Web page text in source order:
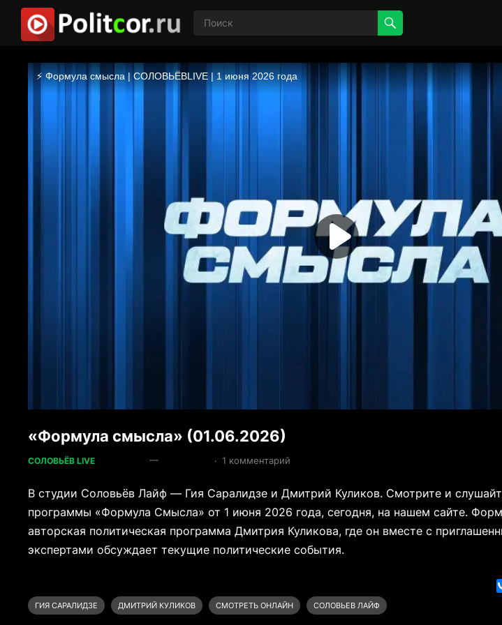
«Формула смысла» (01.06.2026)
СОЛОВЬЁВ LIVE — · 1 комментарий
В студии Соловьёв Лайф — Гия Саралидзе и Дмитрий Куликов. Смотрите и
программы «Формула Смысла» от 1 июня 2026 года, сегодня, на нашем сайте.
авторская политическая программа Дмитрия Куликова, где он вместе с
экспертами обсуждает текущие политические события.
ГИЯ САРАЛИДЗЕ
ДМИТРИЙ КУЛИКОВ СМОТРЕТЬ ОНЛАЙН СОЛОВЬЕВ ЛАЙФ